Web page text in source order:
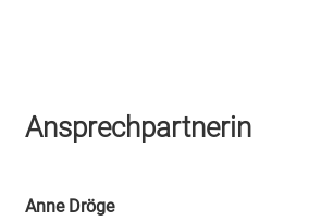
Ansprechpartnerin
Anne Dröge